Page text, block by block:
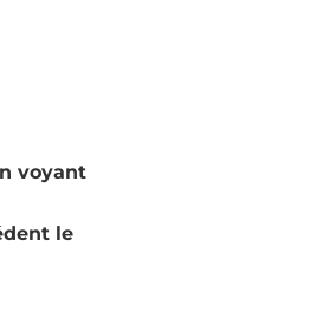
voyant
le